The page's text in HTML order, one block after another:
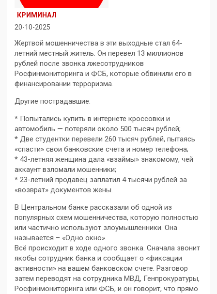
КРИМИНАЛ
20-10-2025
Жертвой мошенничества в эти выходные стал 64-
летний местный житель. Он перевел 13 миллионов
рублей после звонка лжесотрудников
Росфинмониторинга и ФСБ, которые обвинили его в
финансировании терроризма.
Другие пострадавшие:
* Попытались купить в интернете кроссовки и
автомобиль — потеряли около 500 тысяч рублей;
* Две студентки перевели 260 тысяч рублей, пытаясь
«спасти» свои банковские счета и номер телефона;
* 43-летняя женщина дала «взаймы» знакомому, чей
аккаунт взломали мошенники;
* 23-летний продавец заплатил 4 тысячи рублей за
«возврат» документов жены.
В Центральном банке рассказали об одной из
популярных схем мошенничества, которую полностью
или частично используют злоумышленники. Она
называется – «Одно окно».
Всё происходит в ходе одного звонка. Сначала звонит
якобы сотрудник банка и сообщает о «фиксации
активности» на вашем банковском счете. Разговор
затем переводят на сотрудника МВД, Генпрокуратуры,
Росфинмониторинга или ФСБ, и он говорит, что прямо